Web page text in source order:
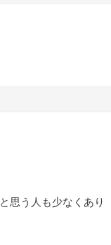
思う人も少なくあり